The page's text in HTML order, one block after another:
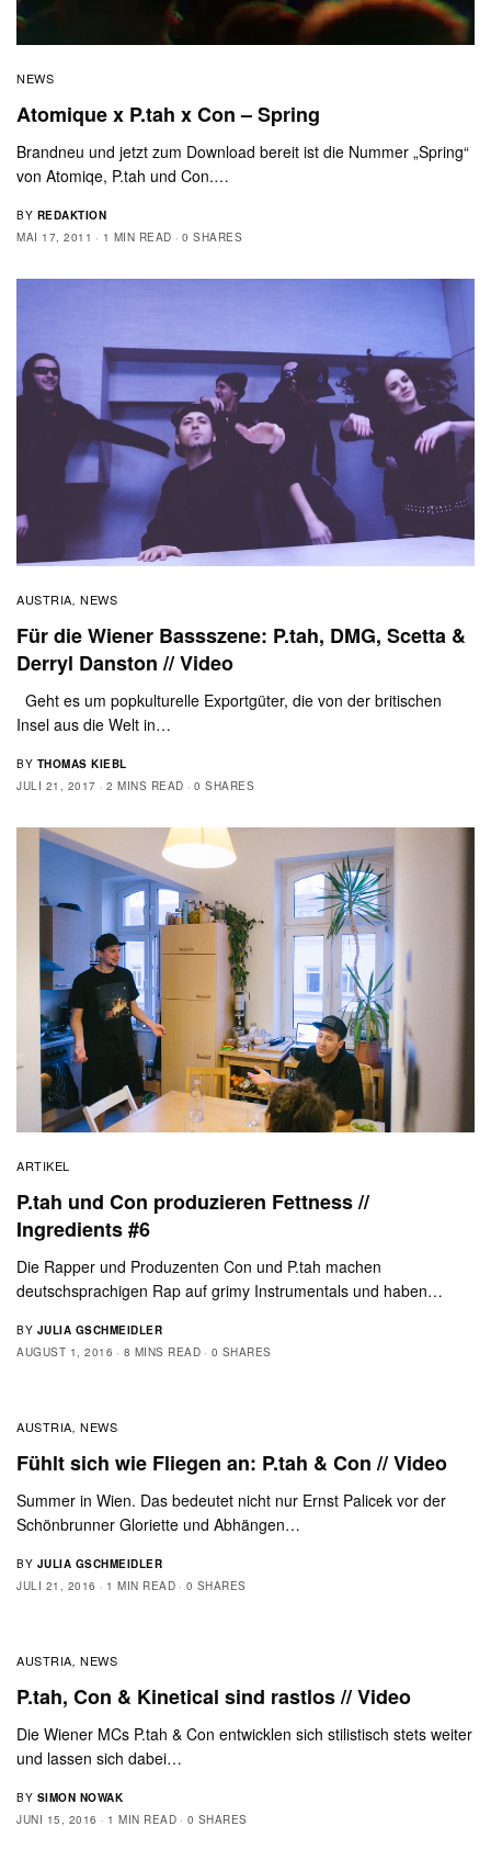
NEWS
Atomique x P.tah x Con – Spring
Brandneu und jetzt zum Download bereit ist die Nummer „Spring“
von Atomiqe, P.tah und Con.…
BY REDAKTION
MAI 17, 2011
1 MIN READ 0 SHARES
AUSTRIA, NEWS
Für die Wiener Bassszene: P.tah, DMG, Scetta &
Derryl Danston // Video
Geht es um popkulturelle Exportgüter, die von der britischen
Insel aus die Welt in…
BY THOMAS KIEBL
JULI 21, 2017
2 MINS READ 0 SHARES
ARTIKEL
P.tah und Con produzieren Fettness //
Ingredients #6
Die Rapper und Produzenten Con und P.tah machen
deutschsprachigen Rap auf grimy Instrumentals und haben…
BY JULIA GSCHMEIDLER
AUGUST 1, 2016
8 MINS READ 0 SHARES
AUSTRIA, NEWS
Fühlt sich wie Fliegen an: P.tah & Con // Video
Summer in Wien. Das bedeutet nicht nur Ernst Palicek vor der
Schönbrunner Gloriette und Abhängen…
BY JULIA GSCHMEIDLER
JULI 21, 2016
1 MIN READ 0 SHARES
AUSTRIA, NEWS
P.tah, Con & Kinetical sind rastlos // Video
Die Wiener MCs P.tah & Con entwicklen sich stilistisch stets weiter
und lassen sich dabei…
BY SIMON NOWAK
JUNI 15, 2016
1 MIN READ 0 SHARES